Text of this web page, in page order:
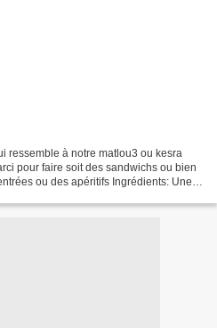
ressemble à notre matlou3 ou kesra
pour faire soit des sandwichs ou bien
ou des apéritifs Ingrédients: Une